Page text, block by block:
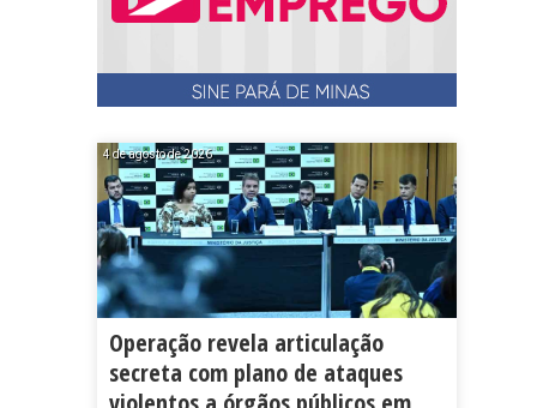
4 de agosto de 2026
Operação revela articulação
secreta com plano de ataques